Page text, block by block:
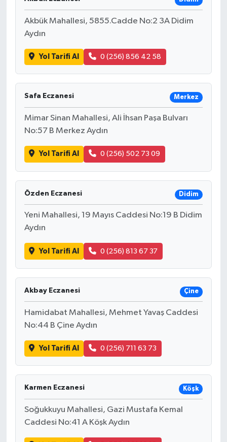
Akbük Mahallesi, 5855.Cadde No:2 3A Didim
Aydın
Yol Tarifi Al 0 (256) 856 42 58
Safa Eczanesi Merkez
Mimar Sinan Mahallesi, Ali İhsan Paşa Bulvarı
No:57 B Merkez Aydın
Yol Tarifi Al 0 (256) 502 73 09
Özden Eczanesi Didim
Yeni Mahallesi, 19 Mayıs Caddesi No:19 B Didim
Aydın
Yol Tarifi Al 0 (256) 813 67 37
Akbay Eczanesi Çine
Hamidabat Mahallesi, Mehmet Yavaş Caddesi
No:44 B Çine Aydın
Yol Tarifi Al 0 (256) 711 63 73
Karmen Eczanesi Köşk
Soğukkuyu Mahallesi, Gazi Mustafa Kemal
Caddesi No:41 A Köşk Aydın